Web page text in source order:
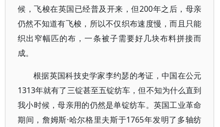
候，飞梭在英国已经普及开来，但200年之后，母亲
仍然不知道有飞梭，所以不仅织布速度慢，而且只能
织出窄幅匹的布，一条被子需要好几块布料拼接而
成。
根据英国科技史学家李约瑟的考证，中国在公元
1313年就有了三锭甚至五锭纺车，但不知为什么直到
我小时候，母亲用的仍然是单锭纺车。英国工业革命
期间，詹姆斯·哈尔格里夫斯于1765年发明了多轴纺